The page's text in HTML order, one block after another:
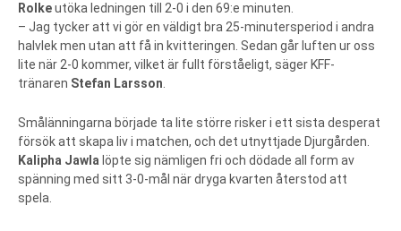
Rolkeutöka ledningen till 2-0 i den 69:e minuten.
– Jag tycker att vi gör en väldigt bra 25-minutersperiod i andra
halvlek men utan att få in kvitteringen. Sedan går luften ur oss
lite när 2-0 kommer, vilket är fullt förståeligt, säger KFF-
tränaren Stefan Larsson.
Smålänningarna började ta lite större risker i ett sista desperat
försök att skapa liv i matchen, och det utnyttjade Djurgården.
Kalipha Jawla löpte sig nämligen fri och dödade all form av
spänning med sitt 3-0-mål när dryga kvarten återstod att
spela.